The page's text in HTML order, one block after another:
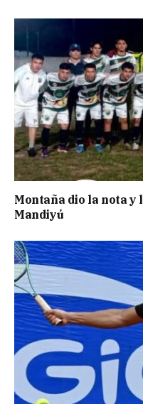
Montaña dio la nota
Mandiyú